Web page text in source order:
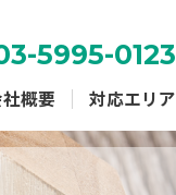
5995-0123
概要 対応エリア